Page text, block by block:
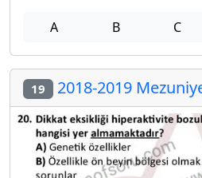
A B C
19 2018-2019